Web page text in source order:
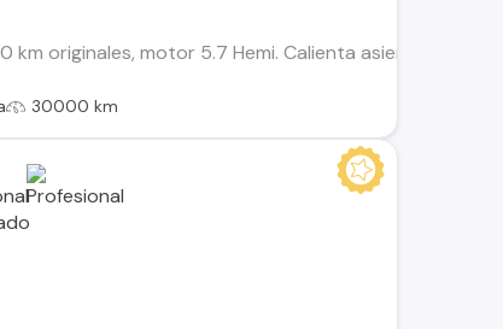
originales, motor 5.7 Hemi. Calienta asientos,
30000 km